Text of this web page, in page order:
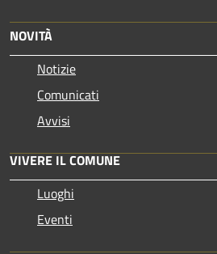
NOVITÀ
Notizie
Comunicati
Avvisi
VIVERE IL COMUNE
Luoghi
Eventi